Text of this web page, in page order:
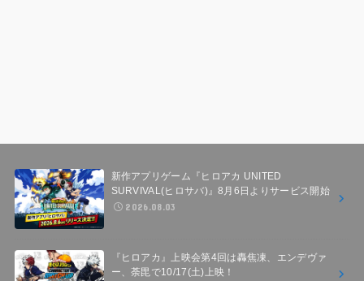
新作アプリゲーム『ヒロアカ UNITED
SURVIVAL(ヒロサバ)』8月6日よりサービス開始
2026.08.03
『ヒロアカ』上映会第4回は轟焦凍、エンデヴァ
ー、荼毘で10/17(土)上映！